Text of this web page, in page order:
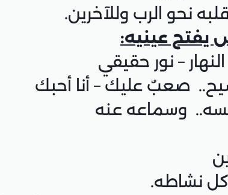
نحو الرب وللآخرين.
يفتح عينيه: